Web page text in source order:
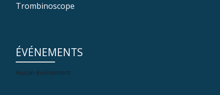
Trombinoscope
ÉVÉNEMENTS
Aucun événement